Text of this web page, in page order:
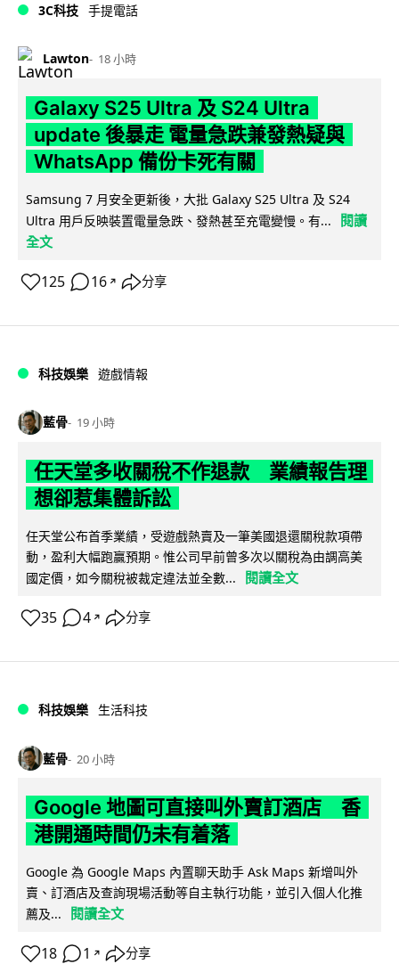
3C科技 手提電話
Lawton 18 小時
Galaxy S25 Ultra 及 S24 Ultra
update 後暴走 電量急跌兼發熱疑與
WhatsApp 備份卡死有關
Samsung 7 月安全更新後，大批 Galaxy S25 Ultra 及 S24
Ultra 用戶反映裝置電量急跌、發熱甚至充電變慢。有...
閱讀
全文
125 16 ↗ 分享
科技娛樂 遊戲情報
藍骨 19 小時
任天堂多收關稅不作退款 業績報告理
想卻惹集體訴訟
任天堂公布首季業績，受遊戲熱賣及一筆美國退還關稅款項帶
動，盈利大幅跑贏預期。惟公司早前曾多次以關稅為由調高美
國定價，如今關稅被裁定違法並全數...
閱讀全文
35 4 ↗ 分享
科技娛樂 生活科技
藍骨 20 小時
Google 地圖可直接叫外賣訂酒店 香
港開通時間仍未有着落
Google 為 Google Maps 內置聊天助手 Ask Maps 新增叫外
賣、訂酒店及查詢現場活動等自主執行功能，並引入個人化推
薦及...
閱讀全文
18 1 ↗ 分享